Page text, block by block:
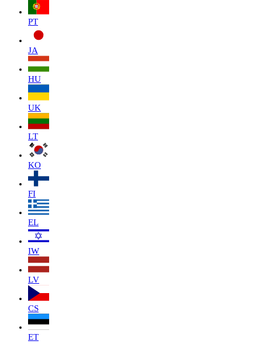
PT
JA
HU
UK
LT
KO
FI
EL
IW
LV
CS
ET